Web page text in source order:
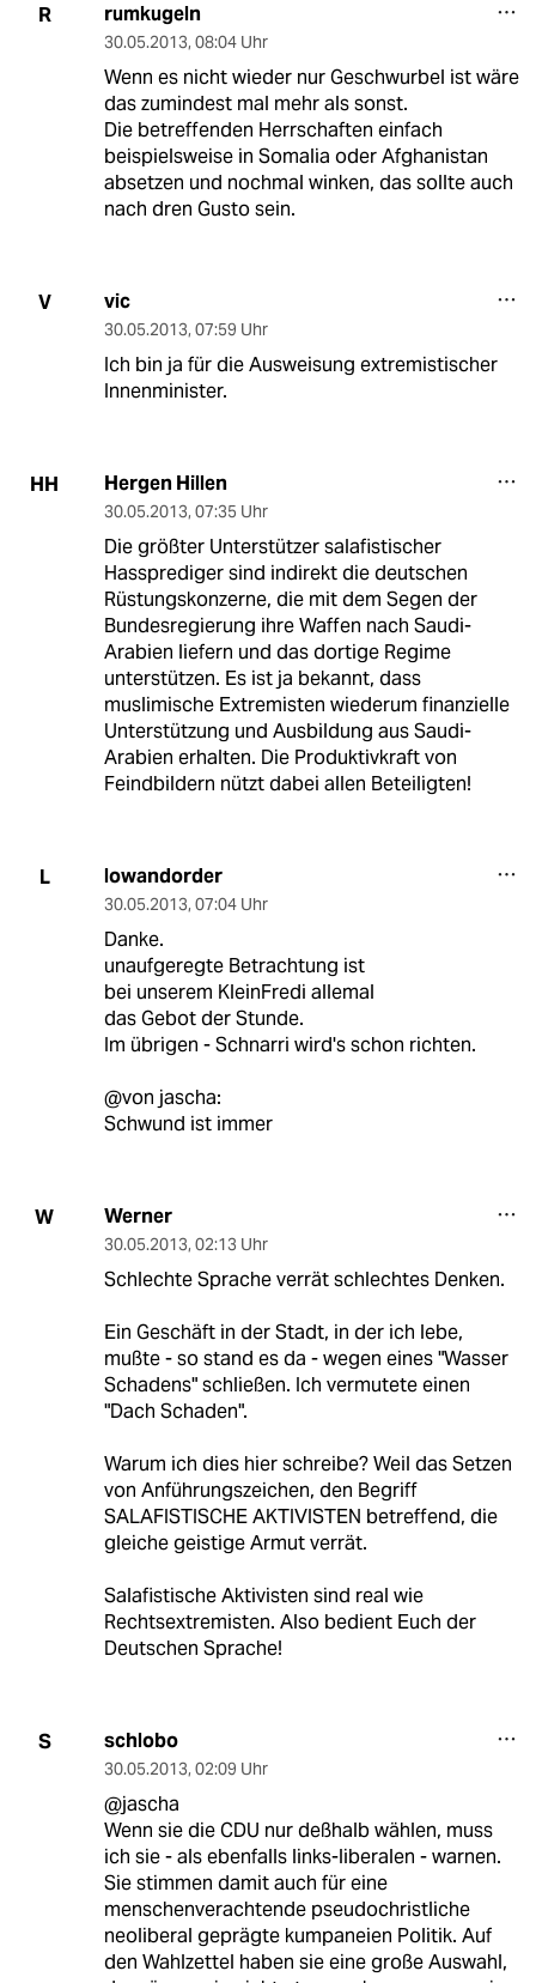
R rumkugeln
30.05.2013, 08:04 Uhr
Wenn es nicht wieder nur Geschwurbel ist wäre
das zumindest mal mehr als sonst.
Die betreffenden Herrschaften einfach
beispielsweise in Somalia oder Afghanistan
absetzen und nochmal winken, das sollte auch
nach dren Gusto sein.
V vic
30.05.2013, 07:59 Uhr
Ich bin ja für die Ausweisung extremistischer
Innenminister.
HH Hergen Hillen
30.05.2013, 07:35 Uhr
Die größter Unterstützer salafistischer
Hassprediger sind indirekt die deutschen
Rüstungskonzerne, die mit dem Segen der
Bundesregierung ihre Waffen nach Saudi-
Arabien liefern und das dortige Regime
unterstützen. Es ist ja bekannt, dass
muslimische Extremisten wiederum finanzielle
Unterstützung und Ausbildung aus Saudi-
Arabien erhalten. Die Produktivkraft von
Feindbildern nützt dabei allen Beteiligten!
L lowandorder
30.05.2013, 07:04 Uhr
Danke.
unaufgeregte Betrachtung ist
bei unserem KleinFredi allemal
das Gebot der Stunde.
Im übrigen - Schnarri wird's schon richten.
@von jascha:
Schwund ist immer
W Werner
30.05.2013, 02:13 Uhr
Schlechte Sprache verrät schlechtes Denken.
Ein Geschäft in der Stadt, in der ich lebe,
mußte - so stand es da - wegen eines "Wasser
Schadens" schließen. Ich vermutete einen
"Dach Schaden".
Warum ich dies hier schreibe? Weil das Setzen
von Anführungszeichen, den Begriff
SALAFISTISCHE AKTIVISTEN betreffend, die
gleiche geistige Armut verrät.
Salafistische Aktivisten sind real wie
Rechtsextremisten. Also bedient Euch der
Deutschen Sprache!
S schlobo
30.05.2013, 02:09 Uhr
@jascha
Wenn sie die CDU nur deßhalb wählen, muss
ich sie - als ebenfalls links-liberalen - warnen.
Sie stimmen damit auch für eine
menschenverachtende pseudochristliche
neoliberal geprägte kumpaneien Politik. Auf
den Wahlzettel haben sie eine große Auswahl,